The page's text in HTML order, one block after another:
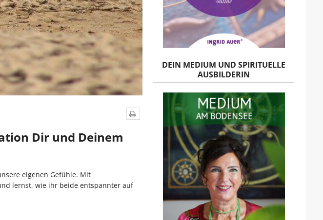
Dir und Deinem
eigenen Gefühle. Mit
lernst, wie ihr beide entspannter auf
DEIN MEDIUM UND SPIRITUELLE
AUSBILDERIN